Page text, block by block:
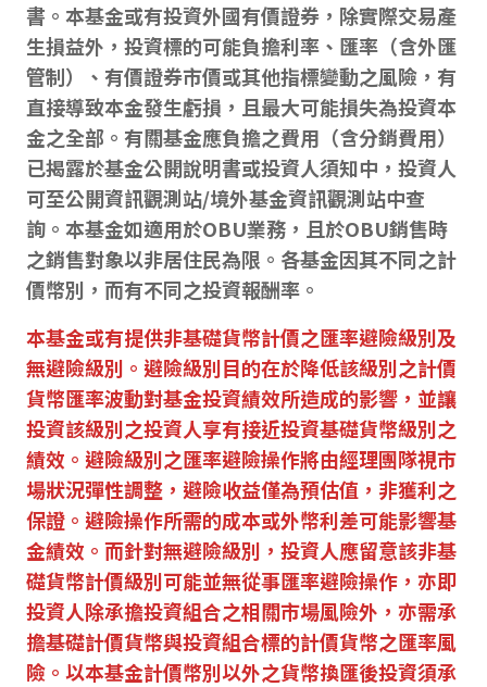
書。本基金或有投資外國有價證券，除實際交易產
生損益外，投資標的可能負擔利率、匯率（含外匯
管制）、有價證券市價或其他指標變動之風險，有
直接導致本金發生虧損，且最大可能損失為投資本
金之全部。有關基金應負擔之費用（含分銷費用）
已揭露於基金公開說明書或投資人須知中，投資人
可至公開資訊觀測站/境外基金資訊觀測站中查
詢。本基金如適用於OBU業務，且於OBU銷售時
之銷售對象以非居住民為限。各基金因其不同之計
價幣別，而有不同之投資報酬率。
本基金或有提供非基礎貨幣計價之匯率避險級別及
無避險級別。避險級別目的在於降低該級別之計價
貨幣匯率波動對基金投資績效所造成的影響，並讓
投資該級別之投資人享有接近投資基礎貨幣級別之
績效。避險級別之匯率避險操作將由經理團隊視市
場狀況彈性調整，避險收益僅為預估值，非獲利之
保證。避險操作所需的成本或外幣利差可能影響基
金績效。而針對無避險級別，投資人應留意該非基
礎貨幣計價級別可能並無從事匯率避險操作，亦即
投資人除承擔投資組合之相關市場風險外，亦需承
擔基礎計價貨幣與投資組合標的計價貨幣之匯率風
險。以本基金計價幣別以外之貨幣換匯後投資須承